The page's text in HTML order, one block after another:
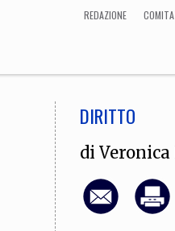
REDAZIONE
ECONOMIA
DIRITTO
di